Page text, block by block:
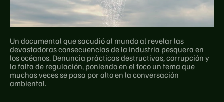
Un documental que sacudió al mundo al revelar las
devastadoras consecuencias de la industria pesquera en
los océanos. Denuncia prácticas destructivas, corrupción y
la falta de regulación, poniendo en el foco un tema que
muchas veces se pasa por alto en la conversación
ambiental.